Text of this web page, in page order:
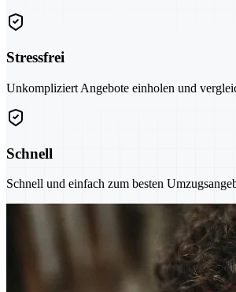
Stressfrei
Unkompliziert Angebote einholen und
Schnell
Schnell und einfach zum besten